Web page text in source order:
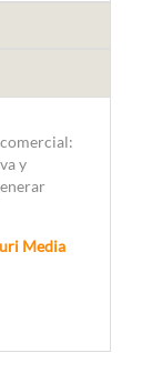
y
Media